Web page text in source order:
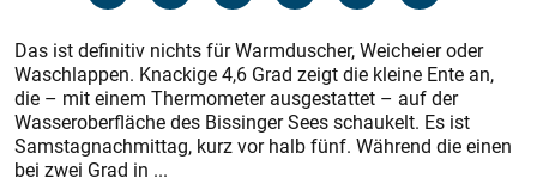
Das ist definitiv nichts für Warmduscher, Weicheier oder
Waschlappen. Knackige 4,6 Grad zeigt die kleine Ente an,
die – mit einem Thermometer ausgestattet – auf der
Wasseroberfläche des Bissinger Sees schaukelt. Es ist
Samstagnachmittag, kurz vor halb fünf. Während die einen
bei zwei Grad in ...